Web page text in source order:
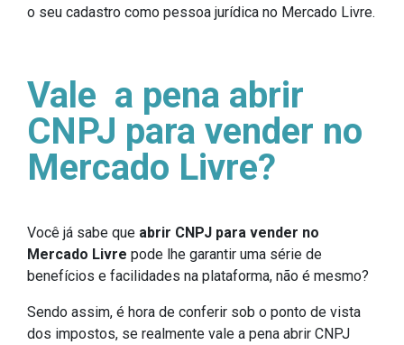
o seu cadastro como pessoa jurídica no Mercado Livre.
Vale a pena abrir
CNPJ para vender no
Mercado Livre?
Você já sabe que abrir CNPJ para vender no
Mercado Livre pode lhe garantir uma série de
benefícios e facilidades na plataforma, não é mesmo?
Sendo assim, é hora de conferir sob o ponto de vista
dos impostos, se realmente vale a pena abrir CNPJ